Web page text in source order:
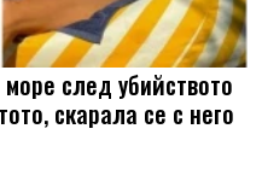
след убийството
скарала се с него